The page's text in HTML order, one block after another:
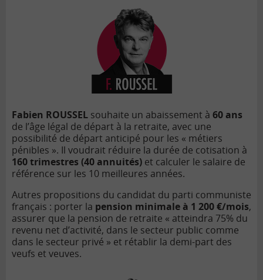
Fabien ROUSSEL souhaite un abaissement à 60 ans
de l’âge légal de départ à la retraite, avec une
possibilité de départ anticipé pour les « métiers
pénibles ». Il voudrait réduire la durée de cotisation à
160 trimestres (40 annuités) et calculer le salaire de
référence sur les 10 meilleures années.
Autres propositions du candidat du parti communiste
français : porter la pension minimale à 1 200 €/mois,
assurer que la pension de retraite « atteindra 75% du
revenu net d’activité, dans le secteur public comme
dans le secteur privé » et rétablir la demi-part des
veufs et veuves.